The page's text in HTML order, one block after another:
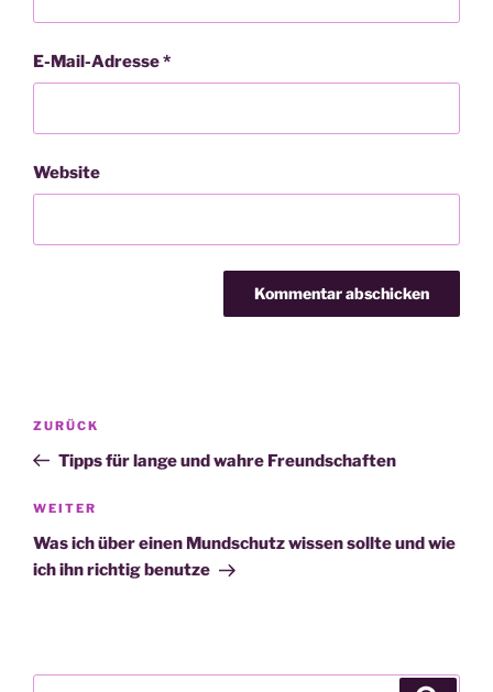
E-Mail-Adresse*
Website
Beitragsnavigation
Vorheriger
Beitrag
ZURÜCK
Tipps für lange und wahre Freundschaften
Nächster
Beitrag
WEITER
Was ich über einen Mundschutz wissen sollte und wie
ich ihn richtig benutze